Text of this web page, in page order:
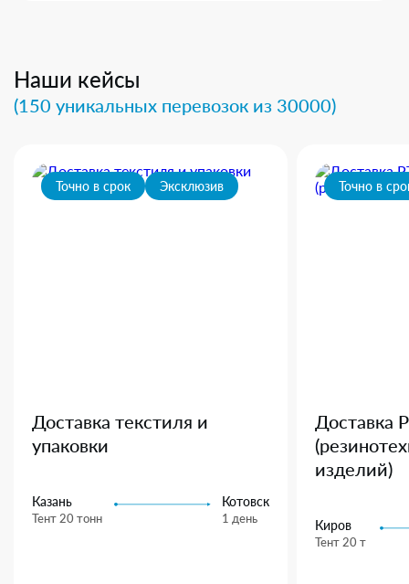
Наши кейсы
(150 уникальных перевозок из 30000)
Точно в срок Эксклюзив
Доставка текстиля и
упаковки
Казань
Тент 20 тонн
Котовск
1 день
Точно в
Доставка
изделий)
Киров
Тент 20 т